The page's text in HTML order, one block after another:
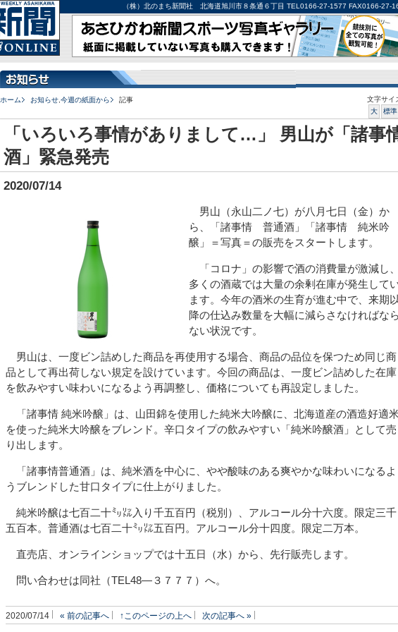
（株）北のまち新聞社 北海道旭川市８条通６丁目 TEL0166-27-1577 FAX0166-27-
ホーム お知らせ 今週の紙面から 記事
文字サイ
大
標準
「いろいろ事情がありまして…」 男山が「諸事
酒」緊急発売
2020/07/14
男山（永山二ノ七）が八月七日（金）か
ら、「諸事情 普通酒」「諸事情 純米吟
醸」＝写真＝の販売をスタートします。
「コロナ」の影響で酒の消費量が激減し、
多くの酒蔵では大量の余剰在庫が発生して
ます。今年の酒米の生育が進む中で、来期以
降の仕込み数量を大幅に減らさなければなら
ない状況です。
男山は、一度ビン詰めした商品を再使用する場合、商品の品位を保つため同じ商
品として再出荷しない規定を設けています。今回の商品は、一度ビン詰めした在庫
を飲みやすい味わいになるよう再調整し、価格についても再設定しました。
「諸事情 純米吟醸」は、山田錦を使用した純米大吟醸に、北海道産の酒造好適
を使った純米大吟醸をブレンド。辛口タイプの飲みやすい「純米吟醸酒」として売
り出します。
「諸事情普通酒」は、純米酒を中心に、やや酸味のある爽やかな味わいになるよ
うブレンドした甘口タイプに仕上がりました。
純米吟醸は七百二十㍉㍑入り千五百円（税別）、アルコール分十六度。限定三千
五百本。普通酒は七百二十㍉㍑五百円。アルコール分十四度。限定二万本。
直売店、オンラインショップでは十五日（水）から、先行販売します。
問い合わせは同社（TEL48―３７７７）へ。
2020/07/14 « 前の記事へ ↑このページの上へ 次の記事へ »